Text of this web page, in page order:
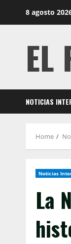
8 agosto
EL
NOTICIAS
Home
Noticias
La